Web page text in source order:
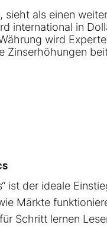
als einen
international in
wird
ist der ideale
Märkte
Schritt lernen